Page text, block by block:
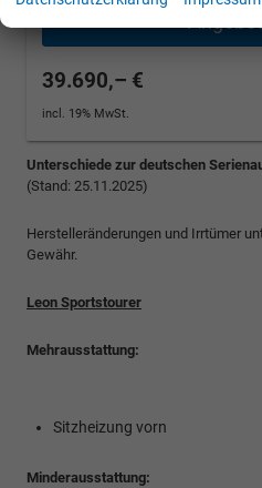
»
39.690,– €
incl. 19% MwSt.
Unterschiede zur deutschen
(Stand: 25.11.2025)
Herstelleränderungen und Irrtümer
Gewähr.
Leon Sportstourer
Mehrausstattung:
Sitzheizung vorn
Minderausstattung: